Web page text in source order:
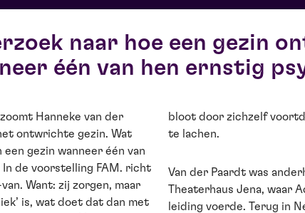
naar hoe een gezin
één van hen ernstig
Hanneke van der
ontwrichte gezin. Wat
gezin wanneer één van
de voorstelling FAM. richt
Want: zij zorgen, maar
is, wat doet dat dan met
bloot door zichzelf
te lachen.
Van der Paardt was
Theaterhaus Jena, waar
leiding voerde. Terug in